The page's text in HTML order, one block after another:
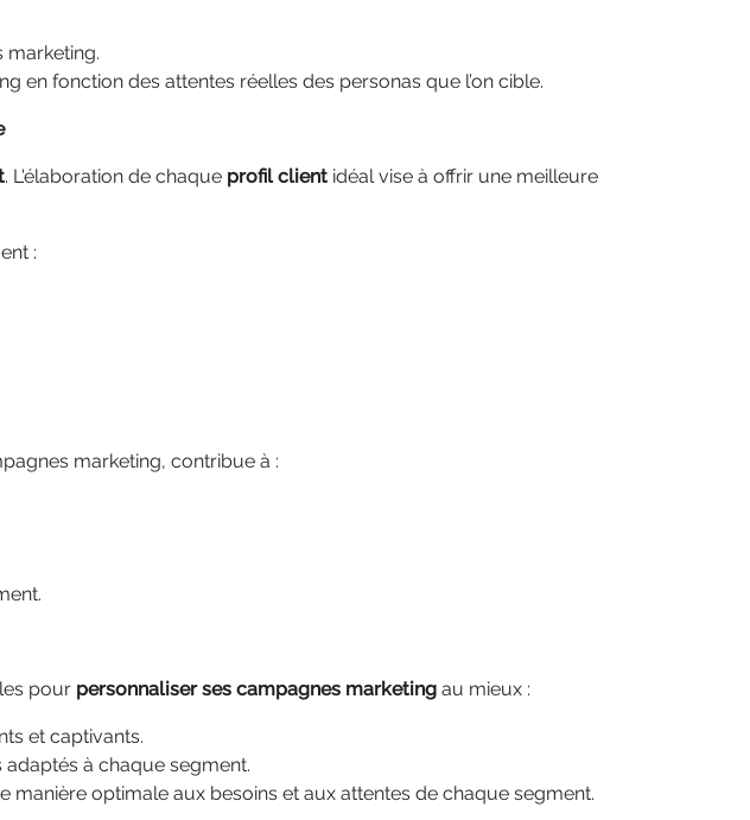
marketing.
en fonction des attentes réelles des personas que l’on cible.
. L'élaboration de chaque profil client idéal vise à offrir une meilleure
:
marketing, contribue à :
pour personnaliser ses campagnes marketing au mieux :
et captivants.
à chaque segment.
optimale aux besoins et aux attentes de chaque segment.